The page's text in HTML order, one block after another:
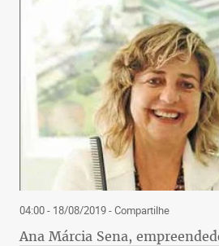
04:00 - 18/08/2019- Compartilhe
Ana Márcia Sena,